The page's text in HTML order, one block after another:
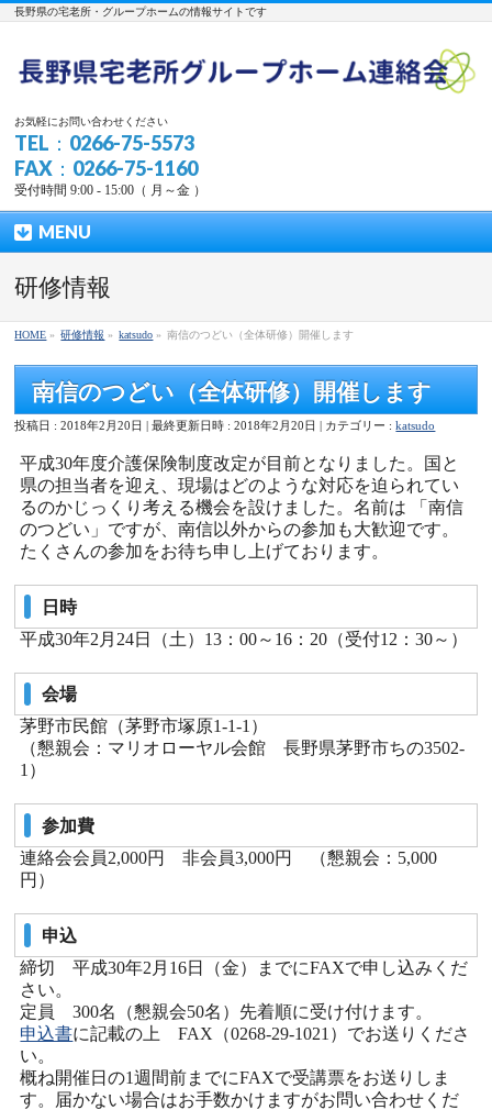
長野県の宅老所・グループホームの情報サイトです
お気軽にお問い合わせください
TEL：0266-75-5573
FAX：0266-75-1160
受付時間 9:00 - 15:00（ 月～金 ）
MENU
研修情報
HOME » 研修情報 » katsudo » 南信のつどい（全体研修）開催します
南信のつどい（全体研修）開催します
投稿日 : 2018年2月20日 最終更新日時 : 2018年2月20日 カテゴリー :katsudo
平成30年度介護保険制度改定が目前となりました。国と
県の担当者を迎え、現場はどのような対応を迫られてい
るのかじっくり考える機会を設けました。名前は 「南信
のつどい」ですが、南信以外からの参加も大歓迎です。
たくさんの参加をお待ち申し上げております。
日時
平成30年2月24日（土）13：00～16：20（受付12：30～）
会場
茅野市民館（茅野市塚原1-1-1）
（懇親会：マリオローヤル会館 長野県茅野市ちの3502-
1）
参加費
連絡会会員2,000円 非会員3,000円 （懇親会：5,000
円）
申込
締切 平成30年2月16日（金）までにFAXで申し込みくだ
さい。
定員 300名（懇親会50名）先着順に受け付けます。
申込書に記載の上 FAX（0268-29-1021）でお送りくださ
い。
概ね開催日の1週間前までにFAXで受講票をお送りしま
す。届かない場合はお手数かけますがお問い合わせくだ